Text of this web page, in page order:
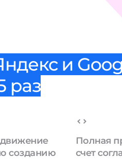
и
раз
созданию
Полная
счет